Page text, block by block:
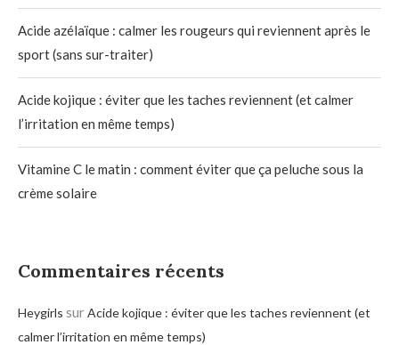
Acide azélaïque : calmer les rougeurs qui reviennent après le
sport (sans sur-traiter)
Acide kojique : éviter que les taches reviennent (et calmer
l’irritation en même temps)
Vitamine C le matin : comment éviter que ça peluche sous la
crème solaire
Commentaires récents
Heygirls surAcide kojique : éviter que les taches reviennent (et
calmer l’irritation en même temps)